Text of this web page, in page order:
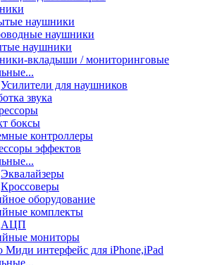
наушники
наушники
наушники
вкладыши / мониторинговые
Усилители для наушников
звука
боксы
контроллеры
эффектов
Эквалайзеры
Кроссоверы
оборудование
комплекты
мониторы
Миди интерфейс для iPhone,iPad